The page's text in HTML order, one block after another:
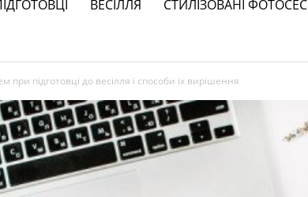
ВЕСІЛЛЯ СТИЛІЗОВАНІ ФОТОСЕСІЇ
при підготовці до весілля і способи їх вирішення